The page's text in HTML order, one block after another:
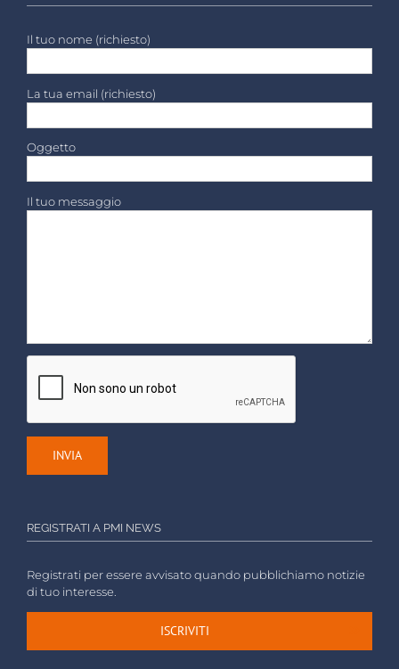
Il tuo nome (richiesto)
La tua email (richiesto)
Oggetto
Il tuo messaggio
REGISTRATI A PMI NEWS
Registrati per essere avvisato quando pubblichiamo notizie
di tuo interesse.
ISCRIVITI